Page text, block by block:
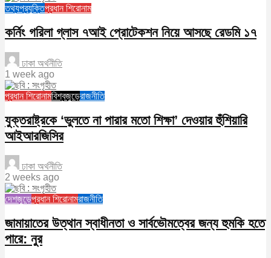
তথ্যপ্রযুক্তিপ্রধান শিরোনাম
কর্নিং গরিলা গ্লাস ৭আই প্রোটেকশন নিয়ে আসছে রেডমি ১৭
ঢাকা অর্থনীতি
1 week ago
প্রধান শিরোনামবিশ্বজুড়েরাজনীতি
যুক্তরাষ্ট্রকে ‘ভুলতে না পারার মতো শিক্ষা’ দেওয়ার হুঁশিয়ারি
আইআরজিসির
ঢাকা অর্থনীতি
2 weeks ago
দেশজুড়েপ্রধান শিরোনামরাজনীতি
জামায়াতের উত্থান স্বাধীনতা ও সার্বভৌমত্বের জন্য হুমকি হতে
পারে: নুর